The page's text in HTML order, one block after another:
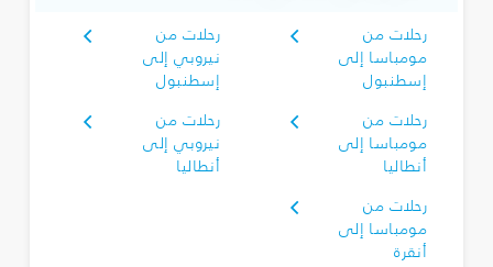
رحلات من
مومباسا إلى
إسطنبول
رحلات من
نيروبي إلى
إسطنبول
رحلات من
مومباسا إلى
أنطاليا
رحلات من
نيروبي إلى
أنطاليا
رحلات من
مومباسا إلى
أنقرة